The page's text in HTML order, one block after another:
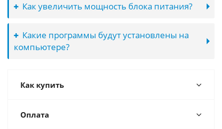
Как увеличить мощность блока питания?
Какие программы будут установлены на
компьютере?
Как купить
Оплата